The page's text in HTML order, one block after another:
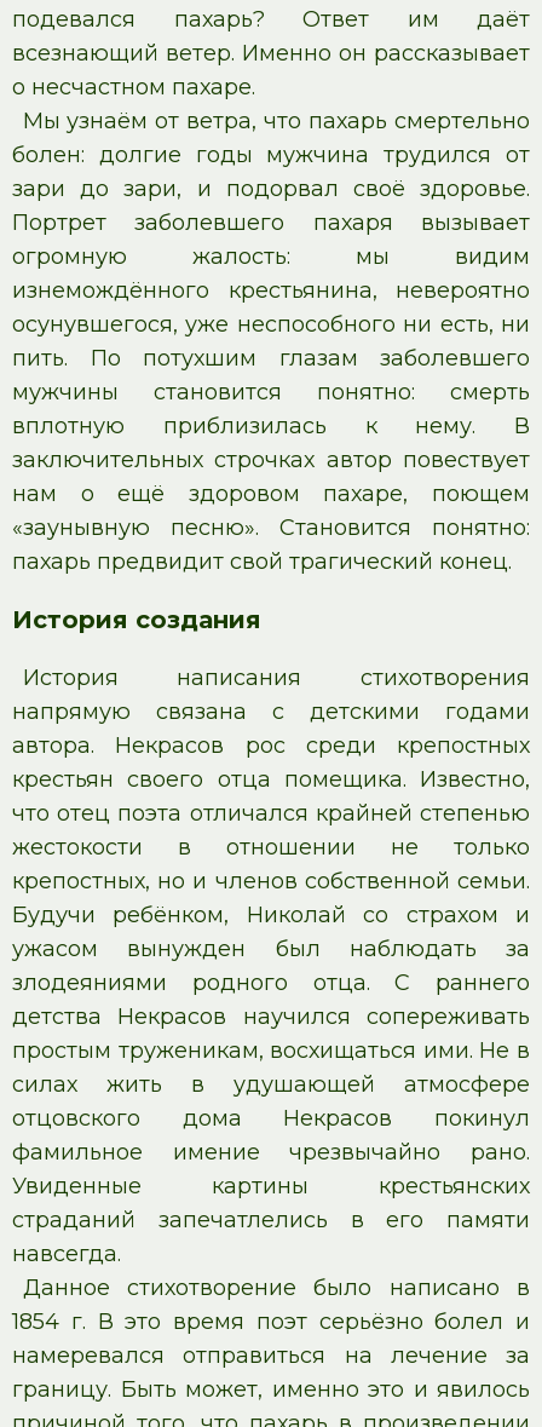
подевался пахарь? Ответ им даёт
всезнающий ветер. Именно он рассказывает
о несчастном пахаре.
Мы узнаём от ветра, что пахарь смертельно
болен: долгие годы мужчина трудился от
зари до зари, и подорвал своё здоровье.
Портрет заболевшего пахаря вызывает
огромную жалость: мы видим
изнемождённого крестьянина, невероятно
осунувшегося, уже неспособного ни есть, ни
пить. По потухшим глазам заболевшего
мужчины становится понятно: смерть
вплотную приблизилась к нему. В
заключительных строчках автор повествует
нам о ещё здоровом пахаре, поющем
«заунывную песню». Становится понятно:
пахарь предвидит свой трагический конец.
История создания
История написания стихотворения
напрямую связана с детскими годами
автора. Некрасов рос среди крепостных
крестьян своего отца помещика. Известно,
что отец поэта отличался крайней степенью
жестокости в отношении не только
крепостных, но и членов собственной семьи.
Будучи ребёнком, Николай со страхом и
ужасом вынужден был наблюдать за
злодеяниями родного отца. С раннего
детства Некрасов научился сопереживать
простым труженикам, восхищаться ими. Не в
силах жить в удушающей атмосфере
отцовского дома Некрасов покинул
фамильное имение чрезвычайно рано.
Увиденные картины крестьянских
страданий запечатлелись в его памяти
навсегда.
Данное стихотворение было написано в
1854 г. В это время поэт серьёзно болел и
намеревался отправиться на лечение за
границу. Быть может, именно это и явилось